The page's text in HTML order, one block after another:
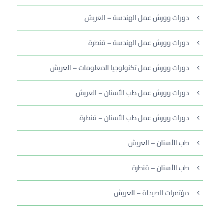
دورات وورش عمل الهندسة – العريش
دورات وورش عمل الهندسة – قنطرة
دورات وورش عمل تكنولوجيا المعلومات – العريش
دورات وورش عمل طب الأسنان – العريش
دورات وورش عمل طب الأسنان – قنطرة
طب الأسنان – العريش
طب الأسنان – قنطرة
مؤتمرات الصيدلة – العريش